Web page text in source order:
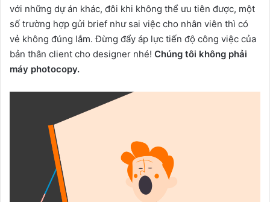
với những dự án khác, đôi khi không thể ưu tiên được, một
số trường hợp gửi brief như sai việc cho nhân viên thì có
vẻ không đúng lắm. Đừng đẩy áp lực tiến độ công việc của
bản thân client cho designer nhé! Chúng tôi không phải
máy photocopy.